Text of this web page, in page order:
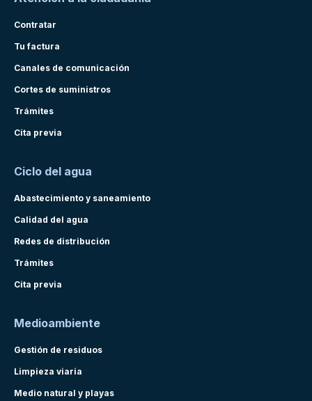
Contratar
Tu factura
Canales de comunicación
Cortes de suministros
Trámites
Cita previa
Ciclo del agua
Abastecimiento y saneamiento
Calidad del agua
Redes de distribución
Trámites
Cita previa
Medioambiente
Gestión de residuos
Limpieza viaria
Medio natural y playas